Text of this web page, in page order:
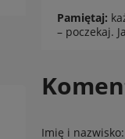
Pamiętaj:
– poczekaj.
Imię i nazwisko: